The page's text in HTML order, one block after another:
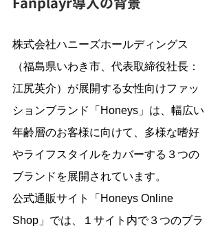
株式会社ハニーズホールディングス
（福島県いわき市、代表取締役社長：
江尻英介）が展開する女性向けファッ
ションブランド「Honeys」は、幅広い
年齢層のお客様に向けて、多様な嗜好
やライフスタイルをカバーする３つの
ブランドを展開されています。
公式通販サイト「Honeys Online
Shop」では、１サイト内で３つのブラ